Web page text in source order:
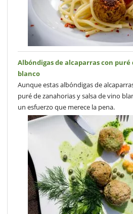
Albóndigas de alcaparras con
blanco
Aunque estas albóndigas de
puré de zanahorias y salsa de vino
un esfuerzo que merece la pena.